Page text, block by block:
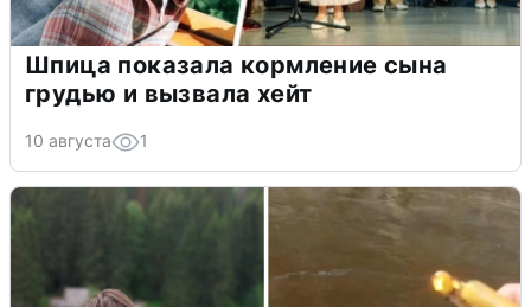
Шпица показала кормление сына
грудью и вызвала хейт
10 августа 1